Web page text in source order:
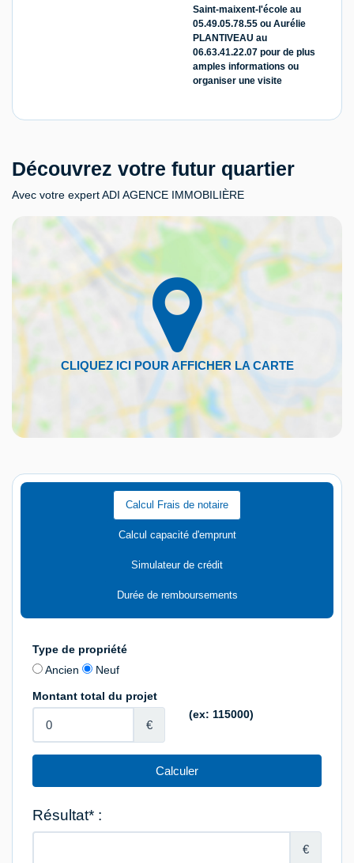
Saint-maixent-l'école au
05.49.05.78.55 ou Aurélie
PLANTIVEAU au
06.63.41.22.07 pour de plus
amples informations ou
organiser une visite
Découvrez votre futur quartier
Avec votre expert ADI AGENCE IMMOBILIÈRE
Calcul Frais de notaire
Calcul capacité d'emprunt
Simulateur de crédit
Durée de remboursements